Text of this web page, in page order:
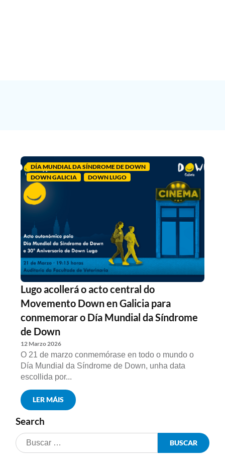
DÍA MUNDIAL DA SÍNDROME DE DOWN
DOWN GALICIA
DOWN LUGO
Lugo acollerá o acto central do
Movemento Down en Galicia para
conmemorar o Día Mundial da Síndrome
de Down
12 Marzo 2026
O 21 de marzo conmemórase en todo o mundo o
Día Mundial da Síndrome de Down, unha data
escollida por...
LER MÁIS
Search